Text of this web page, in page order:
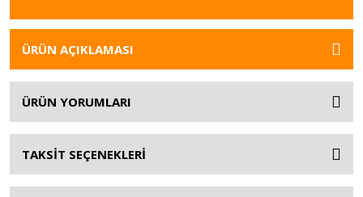
ÜRÜN AÇIKLAMASI
ÜRÜN YORUMLARI
TAKSİT SEÇENEKLERİ